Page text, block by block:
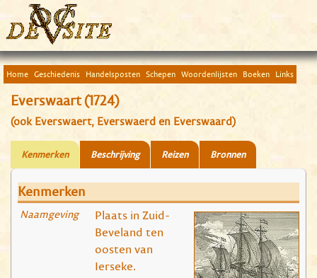
Home Geschiedenis Handelsposten Schepen Woordenlijsten Boeken Links
Everswaart (1724)
(ook Everswaert, Everswaerd en Everswaard)
Kenmerken Beschrijving Reizen Bronnen
Kenmerken
Naamgeving
Plaats in Zuid-
Beveland ten
oosten van
Ierseke.